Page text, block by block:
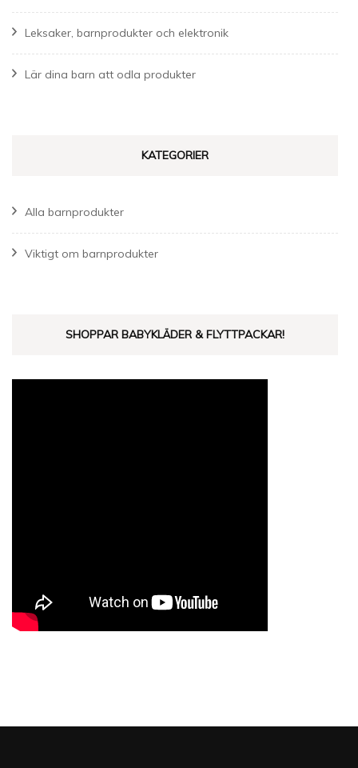
Leksaker, barnprodukter och elektronik
Lär dina barn att odla produkter
KATEGORIER
Alla barnprodukter
Viktigt om barnprodukter
SHOPPAR BABYKLÄDER & FLYTTPACKAR!